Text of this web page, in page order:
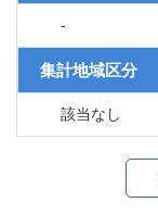
-
集計地域区分
該当なし